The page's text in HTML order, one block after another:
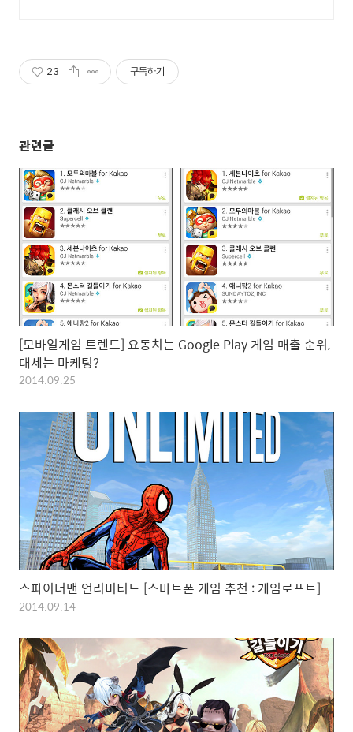
23 구독하기
관련글
[모바일게임 트렌드] 요동치는 Google Play 게임 매출 순위,
대세는 마케팅?
2014.09.25
스파이더맨 언리미티드 [스마트폰 게임 추천 : 게임로프트]
2014.09.14